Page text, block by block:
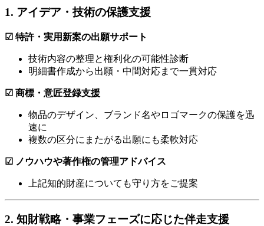
1. アイデア・技術の保護支援
☑ 特許・実用新案の出願サポート
技術内容の整理と権利化の可能性診断
明細書作成から出願・中間対応まで一貫対応
☑ 商標・意匠登録支援
物品のデザイン、ブランド名やロゴマークの保護を迅
速に
複数の区分にまたがる出願にも柔軟対応
☑ ノウハウや著作権の管理アドバイス
上記知的財産についても守り方をご提案
2. 知財戦略・事業フェーズに応じた伴走支援